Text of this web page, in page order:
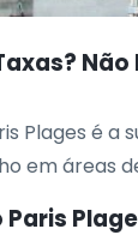
Não
Plages é a
em áreas